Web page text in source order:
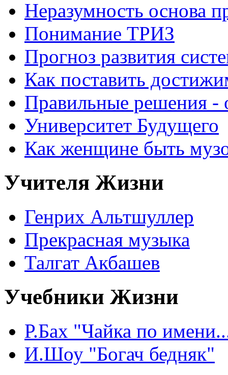
Неразумность основа
Понимание ТРИЗ
Прогноз развития
Как поставить
Правильные решения -
Университет Будущего
Как женщине быть
Учителя Жизни
Генрих Альтшуллер
Прекрасная музыка
Талгат Акбашев
Учебники Жизни
Р.Бах "Чайка по
И.Шоу "Богач бедняк"